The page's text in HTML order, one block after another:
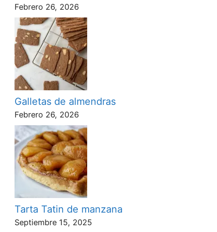
Febrero 26, 2026
Galletas de almendras
Febrero 26, 2026
Tarta Tatin de manzana
Septiembre 15, 2025